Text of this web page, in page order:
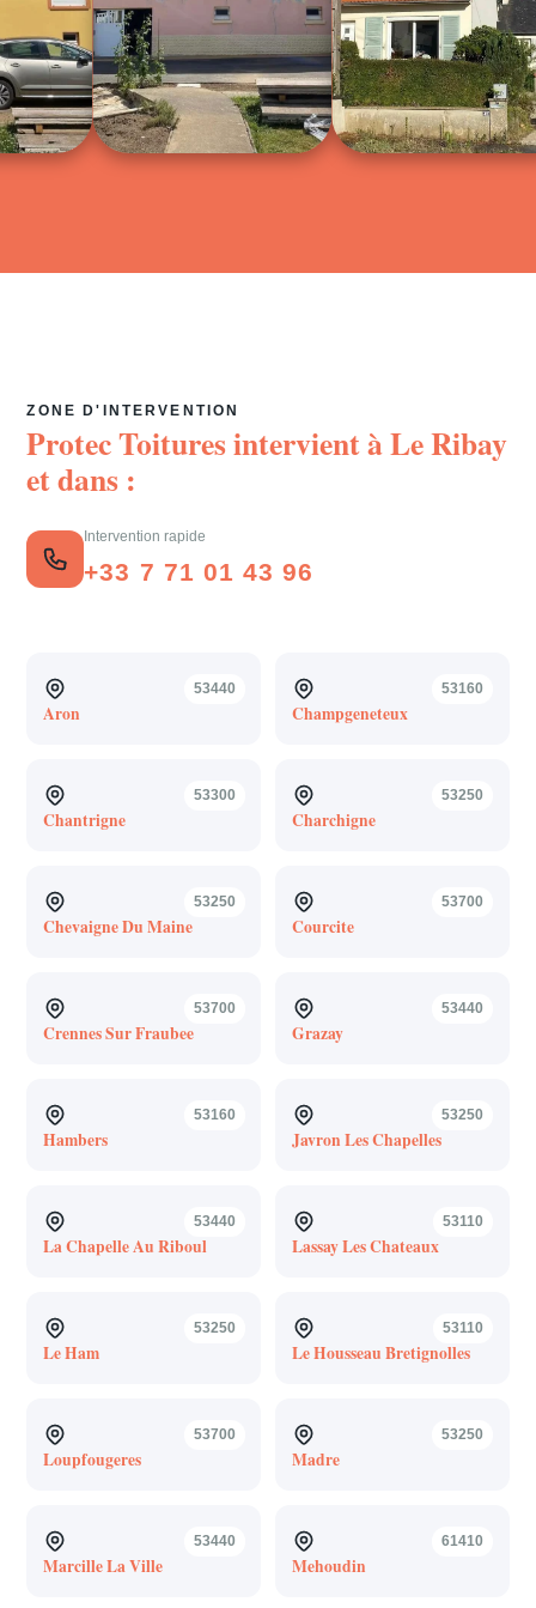
ZONE D'INTERVENTION
Protec Toitures intervient àLe Ribay
et dans :
Intervention rapide
+33 7 71 01 43 96
53440
Aron
53160
Champgeneteux
53300
Chantrigne
53250
Charchigne
53250
Chevaigne Du Maine
53700
Courcite
53700
Crennes Sur Fraubee
53440
Grazay
53160
Hambers
53250
Javron Les Chapelles
53440
La Chapelle Au Riboul
53110
Lassay Les Chateaux
53250
Le Ham
53110
Le Housseau Bretignolles
53700
Loupfougeres
53250
Madre
53440
Marcille La Ville
61410
Mehoudin